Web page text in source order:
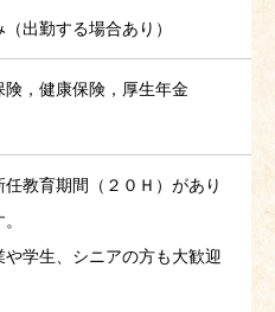
出勤する場合あり）
険，健康保険，厚生年金
任教育期間（２０Ｈ）があり
や学生、シニアの方も大歓迎